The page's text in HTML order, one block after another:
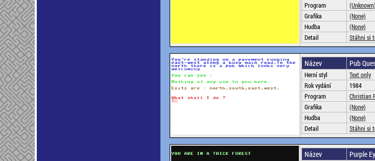
Program
(Unknown)
Grafika
(None)
Hudba
(None)
Detail
Stáhni si
Název Pub
Herní styl
Text only
Rok vydání
1984
Program
Christian
Grafika
(None)
Hudba
(None)
Detail
Stáhni si
Název Purple